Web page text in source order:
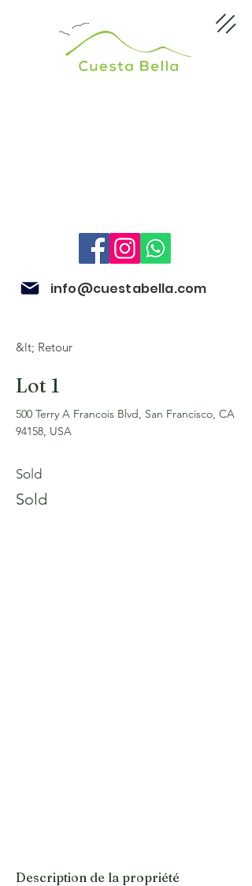
info@cuestabella.com
505 8679 3007
&lt; Retour
Lot 1
500 Terry A Francois Blvd, San Francisco, CA
94158, USA
Sold
Sold
Description de la propriété